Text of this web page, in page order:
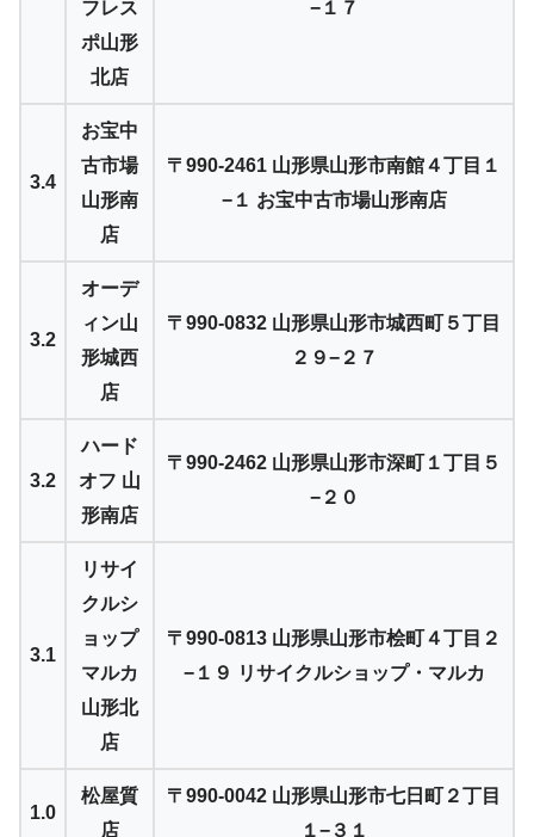
フレス
ポ山形
北店
−１７
3.4
お宝中
古市場
山形南
店
〒990-2461 山形県山形市南館４丁目１
−１ お宝中古市場山形南店
3.2
オーデ
ィン山
形城西
店
〒990-0832 山形県山形市城西町５丁目
２９−２７
3.2
ハード
オフ 山
形南店
〒990-2462 山形県山形市深町１丁目５
−２０
3.1
リサイ
クルシ
ョップ
マルカ
山形北
店
〒990-0813 山形県山形市桧町４丁目２
−１９ リサイクルショップ・マルカ
1.0
松屋質
店
〒990-0042 山形県山形市七日町２丁目
１−３１